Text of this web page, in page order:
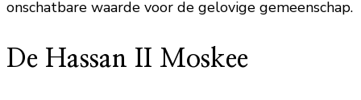
onschatbare waarde voor de gelovige gemeenschap.
De Hassan II Moskee